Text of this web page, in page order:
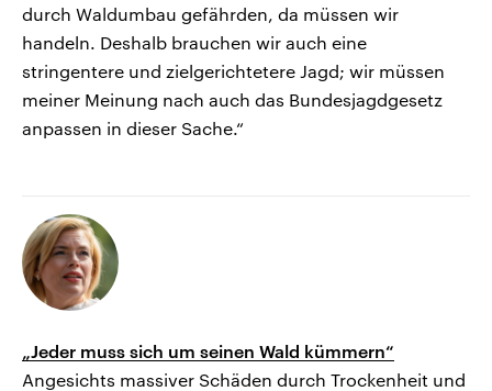
durch Waldumbau gefährden, da müssen wir
handeln. Deshalb brauchen wir auch eine
stringentere und zielgerichtetere Jagd; wir müssen
meiner Meinung nach auch das Bundesjagdgesetz
anpassen in dieser Sache.“
„Jeder muss sich um seinen Wald kümmern“
Angesichts massiver Schäden durch Trockenheit und